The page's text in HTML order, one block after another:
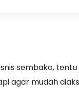
sembako,
agar mudah